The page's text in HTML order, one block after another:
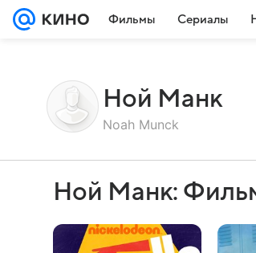
Фильмы Сериалы
Ной Манк
Noah Munck
Ной Манк: